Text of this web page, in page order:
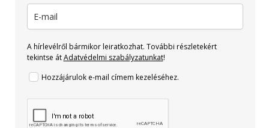
A hírlevélről bármikor leiratkozhat. További részletekért
tekintse átAdatvédelmi szabályzatunkat!
Hozzájárulok e-mail címem kezeléséhez.